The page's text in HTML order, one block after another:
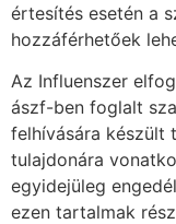
értesítés esetén a
hozzáférhetőek
Az Influenszer
ászf-ben foglalt
felhívására készült
tulajdonára
egyidejüleg
ezen tartalmak